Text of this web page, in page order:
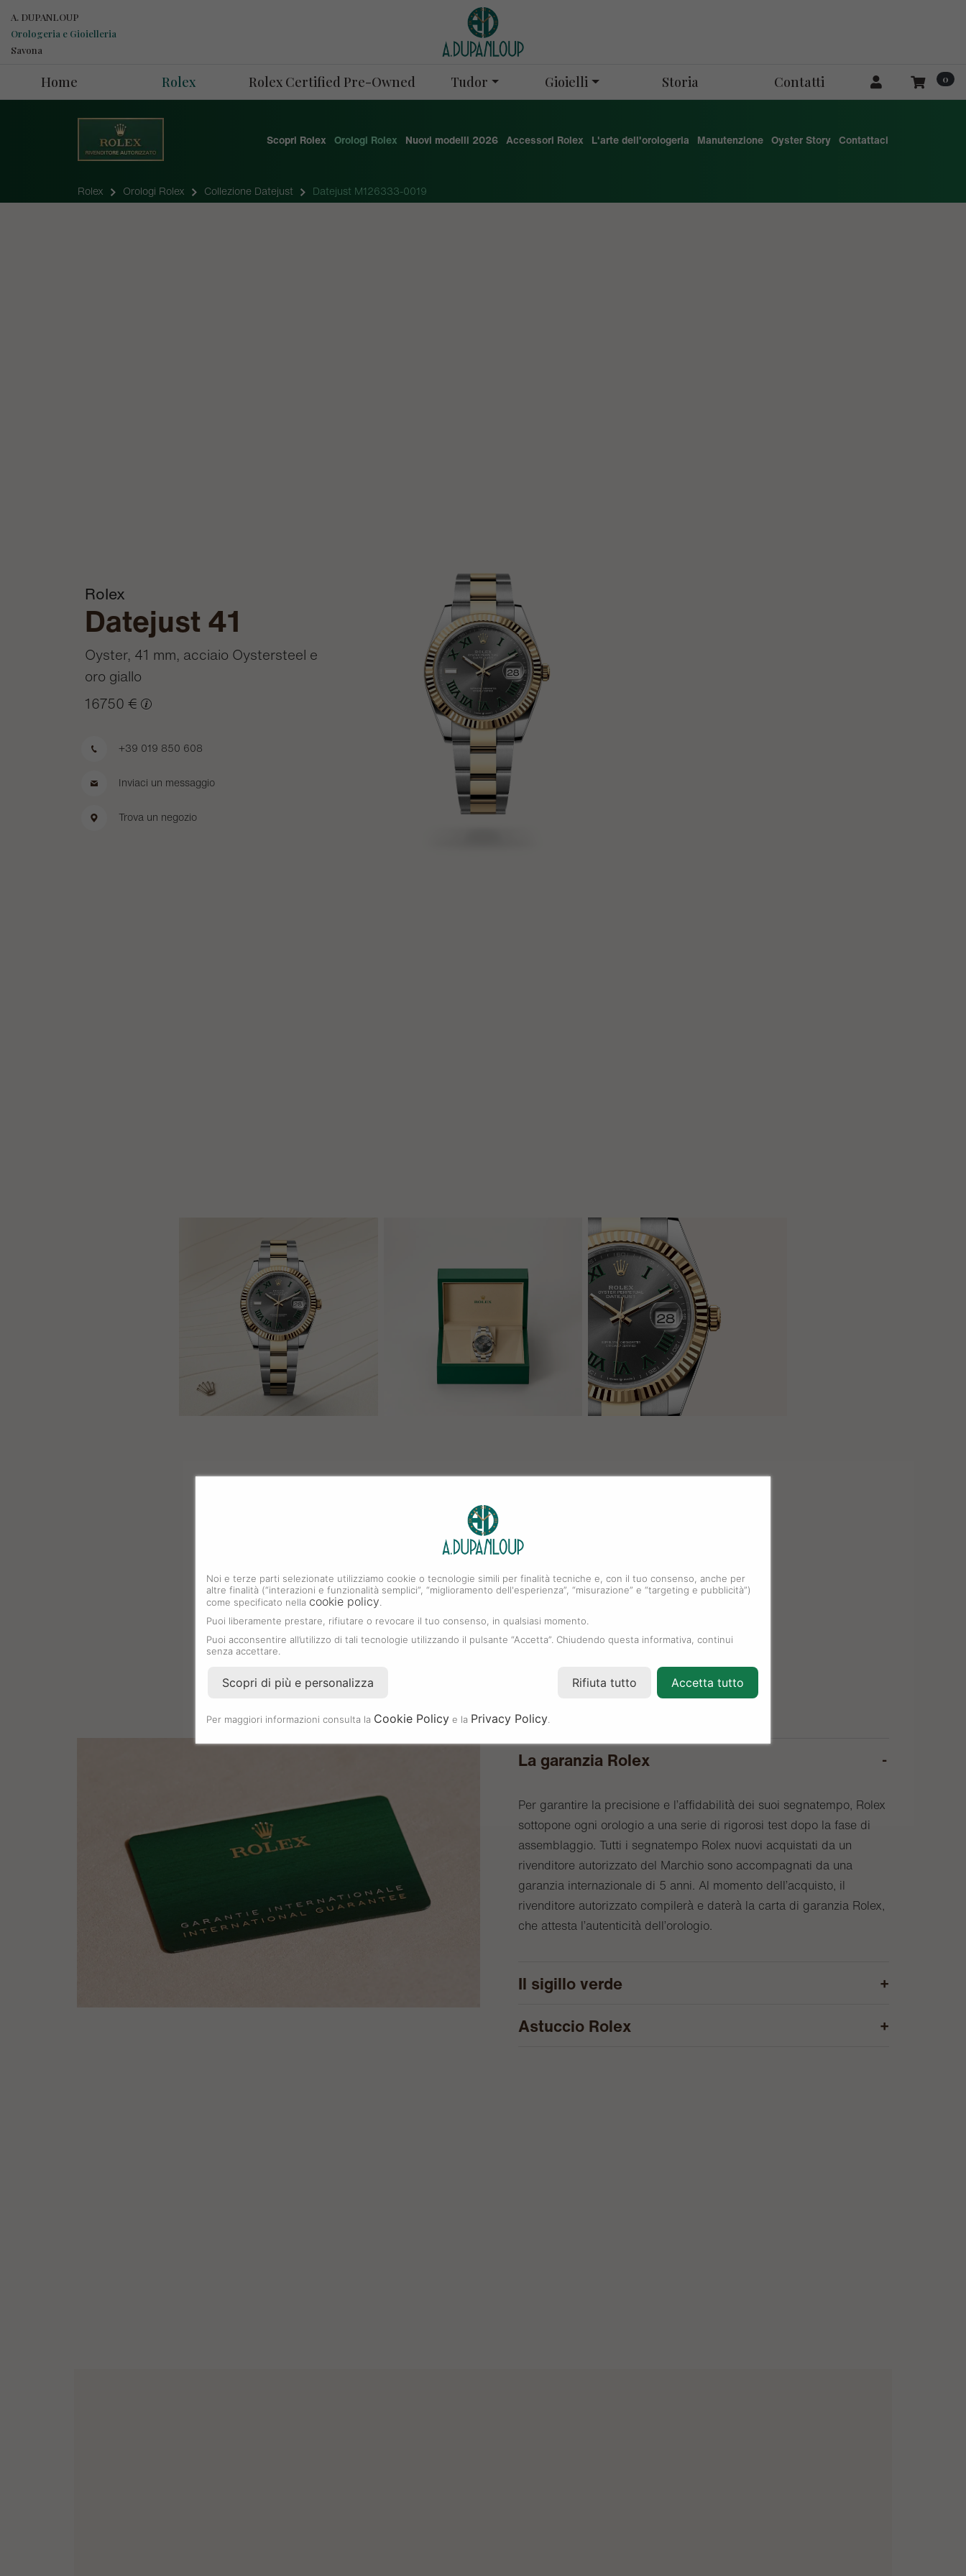
A. DUPANLOUP
Orologeria e Gioielleria
Savona
Home Rolex Rolex Certified Pre-Owned Tudor Gioielli Storia Contatti 0
Scopri Rolex Orologi Rolex Nuovi modelli 2026 Accessori Rolex L'arte dell'orologeria Manutenzione Oyster Story Contattaci
Rolex Orologi Rolex Collezione Datejust Datejust M126333-0019
Rolex
Datejust 41
Oyster, 41 mm, acciaio Oystersteel e
oro giallo
16750 €
+39 019 850 608
Inviaci un messaggio
Trova un negozio
La garanzia Rolex
Per garantire la precisione e l’affidabilità dei suoi segnatempo, Rolex
sottopone ogni orologio a una serie di rigorosi test dopo la fase di
assemblaggio. Tutti i segnatempo Rolex nuovi acquistati da un
rivenditore autorizzato del Marchio sono accompagnati da una
garanzia internazionale di 5 anni. Al momento dell’acquisto, il
rivenditore autorizzato compilerà e daterà la carta di garanzia Rolex,
che attesta l’autenticità dell’orologio.
Il sigillo verde
Astuccio Rolex
Noi e terze parti selezionate utilizziamo cookie o tecnologie simili per finalità tecniche e, con il tuo consenso, anche per
altre finalità (“interazioni e funzionalità semplici”, “miglioramento dell'esperienza”, “misurazione” e “targeting e pubblicità”)
come specificato nella cookie policy
Puoi liberamente prestare, rifiutare o revocare il tuo consenso, in qualsiasi momento.
Puoi acconsentire all’utilizzo di tali tecnologie utilizzando il pulsante “Accetta”. Chiudendo questa informativa, continui
senza accettare.
Scopri di più e personalizza Rifiuta tutto Accetta tutto
Per maggiori informazioni consulta la Cookie Policy e la Privacy Policy